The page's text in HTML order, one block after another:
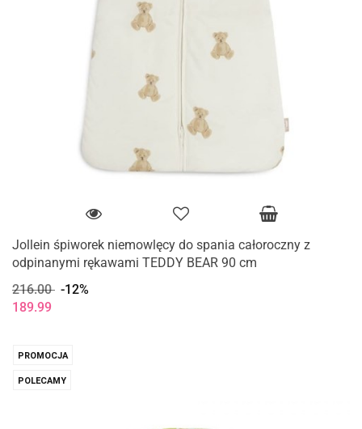
Jollein śpiworek niemowlęcy do spania całoroczny z
odpinanymi rękawami TEDDY BEAR 90 cm
216.00 -12%
189.99
PROMOCJA
POLECAMY